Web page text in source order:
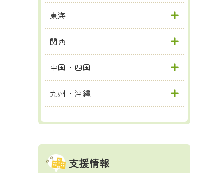
東海
関西
中国・四国
九州・沖縄
支援情報